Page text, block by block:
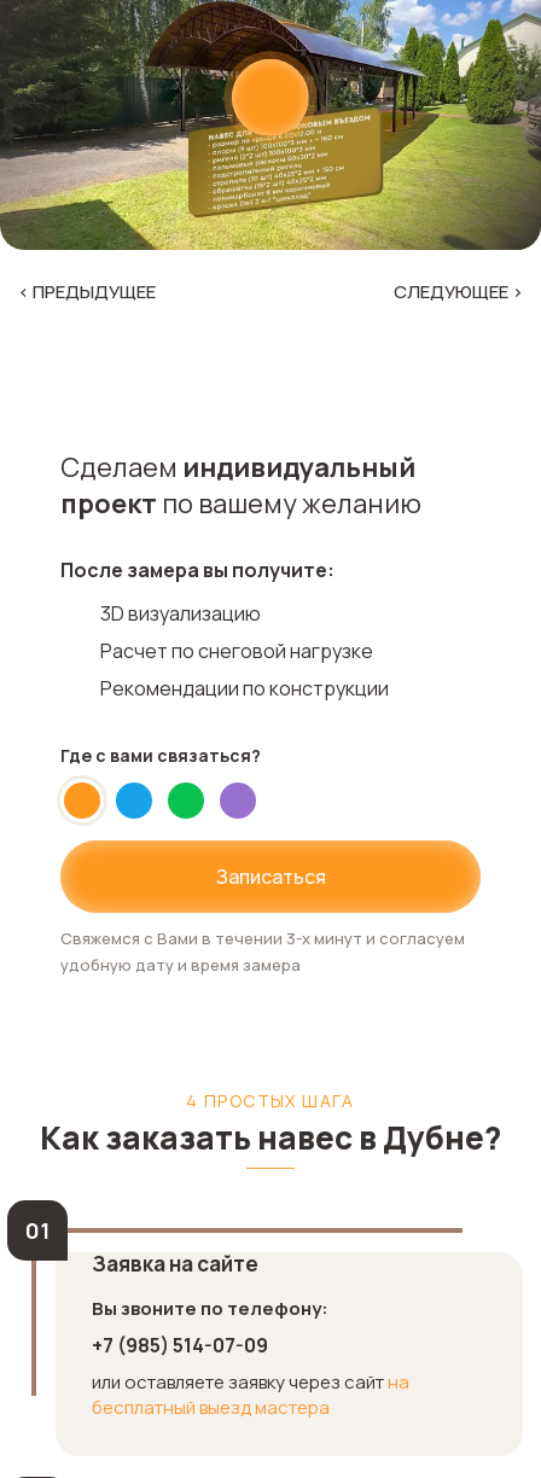
‹ ПРЕДЫДУЩЕЕ СЛЕДУЮЩЕЕ ›
Сделаем индивидуальный
проект по вашему желанию
После замера вы получите:
3D визуализацию
Расчет по снеговой нагрузке
Рекомендации по конструкции
Где с вами связаться?
Записаться
Свяжемся с Вами в течении 3-х минут и согласуем
удобную дату и время замера
4 ПРОСТЫХ ШАГА
Как заказать навес в Дубне?
Заявка на сайте
Вы звоните по телефону:
+7 (985) 514-07-09
или оставляете заявку через сайтна
бесплатный выезд мастера